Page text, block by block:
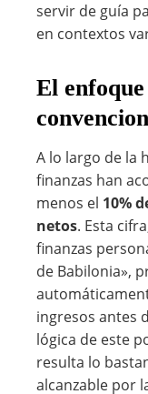
servir de guía
en contextos
El
A lo largo de la
finanzas han
menos el 10%
netos. Esta
finanzas
de Babilonia»,
ingresos antes
lógica de este
resulta lo
alcanzable por